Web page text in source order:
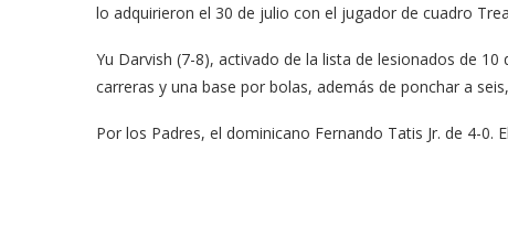
lo adquirieron el 30 de julio con el jugador de cuadro
Yu Darvish (7-8), activado de la lista de lesionados de
carreras y una base por bolas, además de ponchar a
Por los Padres, el dominicano Fernando Tatis Jr. de 4-0.